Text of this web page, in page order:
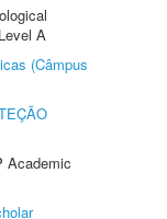
A
(Câmpus
Academic